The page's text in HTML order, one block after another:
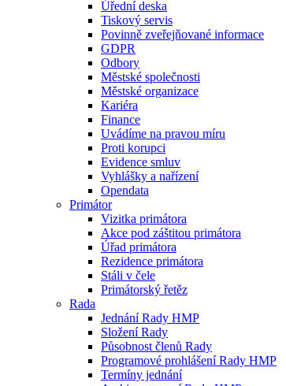
Úřední deska
Tiskový servis
Povinně zveřejňované informace
GDPR
Odbory
Městské společnosti
Městské organizace
Kariéra
Finance
Uvádíme na pravou míru
Proti korupci
Evidence smluv
Vyhlášky a nařízení
Opendata
Primátor
Vizitka primátora
Akce pod záštitou primátora
Úřad primátora
Rezidence primátora
Stáli v čele
Primátorský řetěz
Rada
Jednání Rady HMP
Složení Rady
Působnost členů Rady
Programové prohlášení Rady HMP
Termíny jednání